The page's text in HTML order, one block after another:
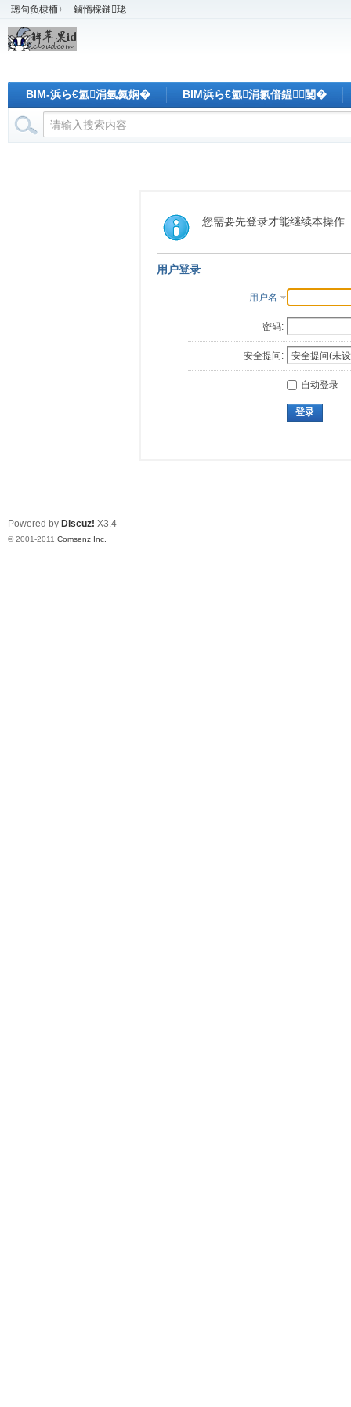
璁句负棣栭〉 鏀惰棌鏈珯
BIM-浜ら€氳涓氫氦娴� BIM浜ら€氳涓氱偣鎾闄�
您需要先登录才能继续本操作
用户登录
用户名
密码:
安全提问:
自动登录
登录
Powered by Discuz! X3.4
© 2001-2011 Comsenz Inc.